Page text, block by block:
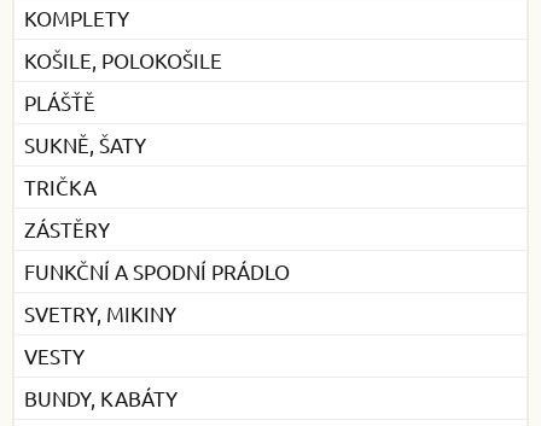
KOMPLETY
KOŠILE, POLOKOŠILE
PLÁŠŤĚ
SUKNĚ, ŠATY
TRIČKA
ZÁSTĚRY
FUNKČNÍ A SPODNÍ PRÁDLO
SVETRY, MIKINY
VESTY
BUNDY, KABÁTY